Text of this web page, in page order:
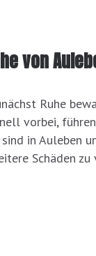
von
Ruhe
vorbei,
in Auleben
Schäden zu